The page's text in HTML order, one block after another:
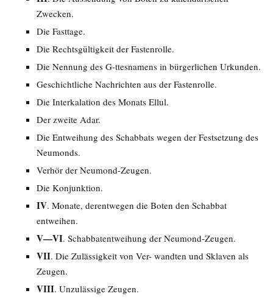
Zwecken.
Die Fasttage.
Die Rechtsgültigkeit der Fastenrolle.
Die Nennung des G-ttesnamens in bürgerlichen Urkunden.
Geschichtliche Nachrichten aus der Fastenrolle.
Die Interkalation des Monats Ellul.
Der zweite Adar.
Die Entweihung des Schabbats wegen der Festsetzung des
Neumonds.
Verhör der Neumond-Zeugen.
Die Konjunktion.
IV. Monate, derentwegen die Boten den Schabbat
entweihen.
V—VI. Schabbatentweihung der Neumond-Zeugen.
VII. Die Zulässigkeit von Ver- wandten und Sklaven als
Zeugen.
VIII. Unzulässige Zeugen.